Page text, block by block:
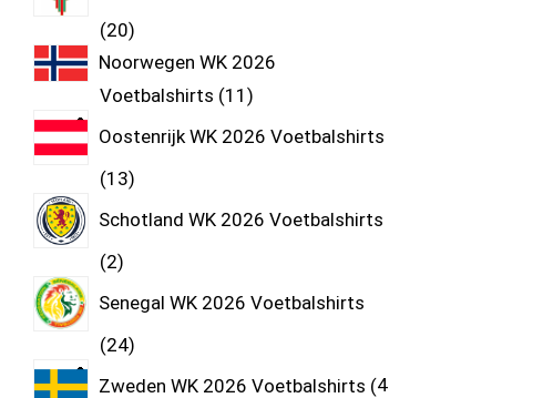
20
Noorwegen WK 2026
Voetbalshirts 11
Oostenrijk WK 2026 Voetbalshirts
13
Schotland WK 2026 Voetbalshirts
2
Senegal WK 2026 Voetbalshirts
24
Zweden WK 2026 Voetbalshirts 4